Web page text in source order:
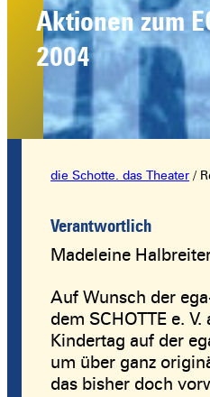
Aktionen zum
2004
die Schotte. das Theater /
Verantwortlich
Madeleine
Auf Wunsch der
dem SCHOTTE e.
Kindertag auf der
um über ganz
das bisher doch